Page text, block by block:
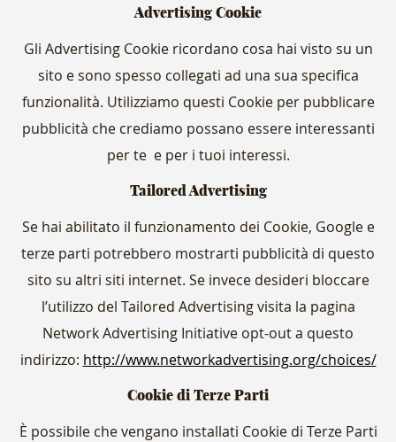
Advertising Cookie
Gli Advertising Cookie ricordano cosa hai visto su un
sito e sono spesso collegati ad una sua specifica
funzionalità. Utilizziamo questi Cookie per pubblicare
pubblicità che crediamo possano essere interessanti
per te e per i tuoi interessi.
Tailored Advertising
Se hai abilitato il funzionamento dei Cookie, Google e
terze parti potrebbero mostrarti pubblicità di questo
sito su altri siti internet. Se invece desideri bloccare
l’utilizzo del Tailored Advertising visita la pagina
Network Advertising Initiative opt-out a questo
indirizzo: http://www.networkadvertising.org/choices/
Cookie di Terze Parti
È possibile che vengano installati Cookie di Terze Parti